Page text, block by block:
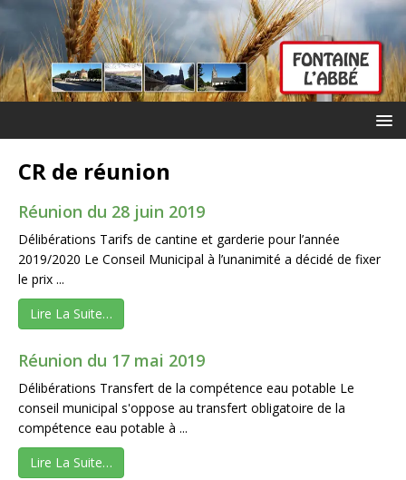
CR de réunion
Réunion du 28 juin 2019
Délibérations Tarifs de cantine et garderie pour l’année
2019/2020 Le Conseil Municipal à l’unanimité a décidé de fixer
le prix ...
Lire La Suite…
Réunion du 17 mai 2019
Délibérations Transfert de la compétence eau potable Le
conseil municipal s'oppose au transfert obligatoire de la
compétence eau potable à ...
Lire La Suite…